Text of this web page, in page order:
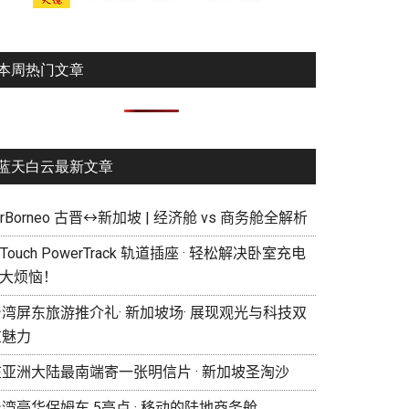
周热门文章
天白云最新文章
古晋↔新加坡 | 经济舱 vs 商务舱全解析
PowerTrack 轨道插座 · 轻松解决卧室充电
烦恼！
屏东旅游推介礼· 新加坡场· 展现观光与科技双
力
洲大陆最南端寄一张明信片 · 新加坡圣淘沙